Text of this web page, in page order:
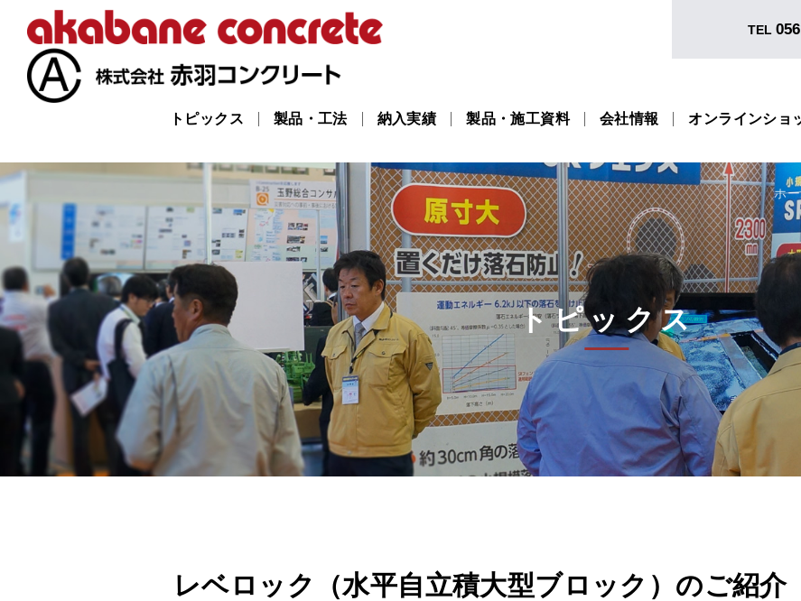
TEL
トピックス 製品・工法 納入実績 製品・施工資料 会社情報 オンラインショ
ホ
トピックス
レベロック（水平自立積大型ブロック）のご紹介